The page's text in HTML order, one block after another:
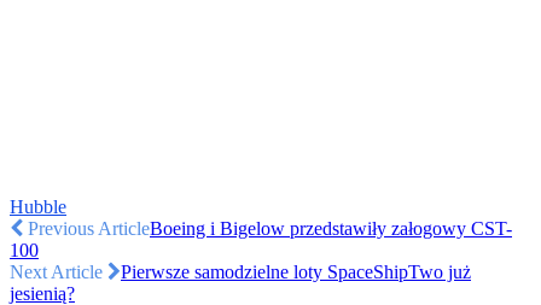
Hubble
Previous ArticleBoeing i Bigelow przedstawiły załogowy CST-
100
Next Article
Pierwsze samodzielne loty SpaceShipTwo już
jesienią?